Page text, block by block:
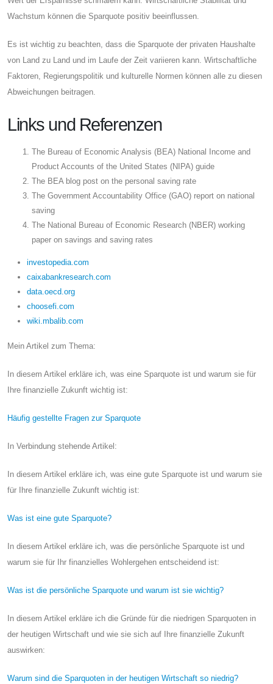
Wachstum können die Sparquote positiv beeinflussen.
Es ist wichtig zu beachten, dass die Sparquote der privaten Haushalte
von Land zu Land und im Laufe der Zeit variieren kann. Wirtschaftliche
Faktoren, Regierungspolitik und kulturelle Normen können alle zu diesen
Abweichungen beitragen.
Links und Referenzen
The Bureau of Economic Analysis (BEA) National Income and
Product Accounts of the United States (NIPA) guide
The BEA blog post on the personal saving rate
The Government Accountability Office (GAO) report on national
saving
The National Bureau of Economic Research (NBER) working
paper on savings and saving rates
investopedia.com
caixabankresearch.com
data.oecd.org
choosefi.com
wiki.mbalib.com
Mein Artikel zum Thema:
In diesem Artikel erkläre ich, was eine Sparquote ist und warum sie für
Ihre finanzielle Zukunft wichtig ist:
Häufig gestellte Fragen zur Sparquote
In Verbindung stehende Artikel:
In diesem Artikel erkläre ich, was eine gute Sparquote ist und warum sie
für Ihre finanzielle Zukunft wichtig ist:
Was ist eine gute Sparquote?
In diesem Artikel erkläre ich, was die persönliche Sparquote ist und
warum sie für Ihr finanzielles Wohlergehen entscheidend ist:
Was ist die persönliche Sparquote und warum ist sie wichtig?
In diesem Artikel erkläre ich die Gründe für die niedrigen Sparquoten in
der heutigen Wirtschaft und wie sie sich auf Ihre finanzielle Zukunft
auswirken:
Warum sind die Sparquoten in der heutigen Wirtschaft so niedrig?